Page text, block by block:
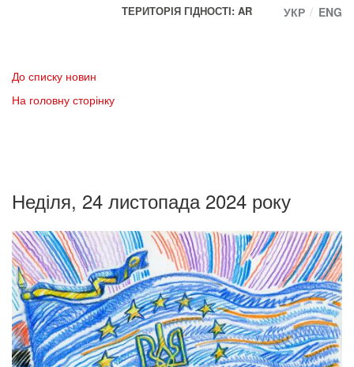
ТЕРИТОРІЯ ГІДНОСТІ: AR
УКР ENG
До списку новин
На головну сторінку
Неділя, 24 листопада 2024 року